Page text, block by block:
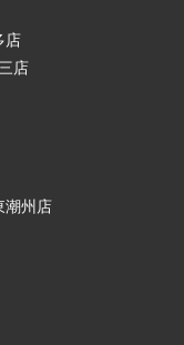
店
店
潮州店